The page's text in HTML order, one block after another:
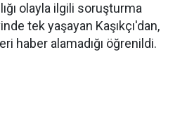
olayla ilgili soruşturma
tek yaşayan Kaşıkçı'dan,
haber alamadığı öğrenildi.